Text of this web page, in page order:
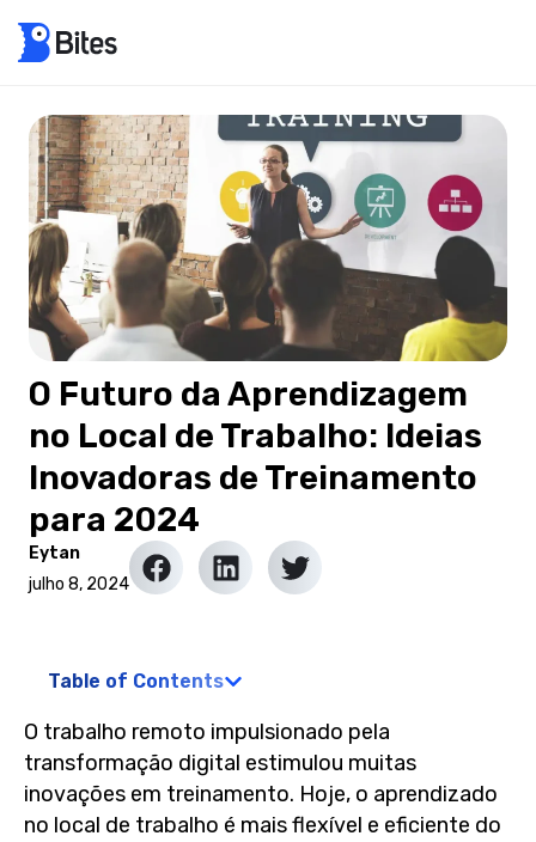
O Futuro da Aprendizagem
no Local de Trabalho: Ideias
Inovadoras de Treinamento
para 2024
Eytan
julho 8, 2024
Table of Contents
O trabalho remoto impulsionado pela
transformação digital estimulou muitas
inovações em treinamento. Hoje, o aprendizado
no local de trabalho é mais flexível e eficiente do